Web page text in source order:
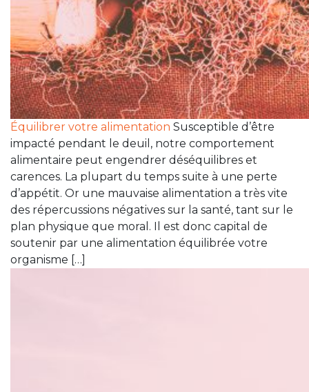
Équilibrer votre alimentation Susceptible d’être
impacté pendant le deuil, notre comportement
alimentaire peut engendrer déséquilibres et
carences. La plupart du temps suite à une perte
d’appétit. Or une mauvaise alimentation a très vite
des répercussions négatives sur la santé, tant sur le
plan physique que moral. Il est donc capital de
soutenir par une alimentation équilibrée votre
organisme […]